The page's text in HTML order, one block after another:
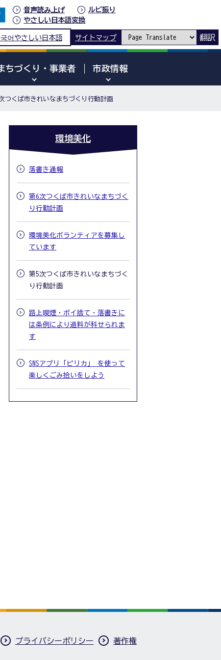
音声読み上げ
ルビ振り
やさしい日本語変換
어 やさしい日本語 サイトマップ 翻訳
ちづくり・事業者 市政情報
つくば市きれいなまちづくり行動計画
環境美化
落書き通報
第6次つくば市きれいなまちづく
り行動計画
環境美化ボランティアを募集し
ています
第5次つくば市きれいなまちづく
り行動計画
路上喫煙・ポイ捨て・落書きに
は条例により過料が科せられま
す
SNSアプリ「ピリカ」 を使って
楽しくごみ拾いをしよう
プライバシーポリシー 著作権